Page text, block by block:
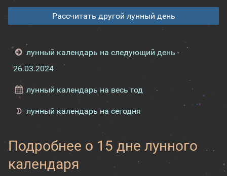
Рассчитать другой лунный день
лунный календарь на следующий день -
26.03.2024
лунный календарь на весь год
лунный календарь на сегодня
Подробнее о 15 дне лунного
календаря